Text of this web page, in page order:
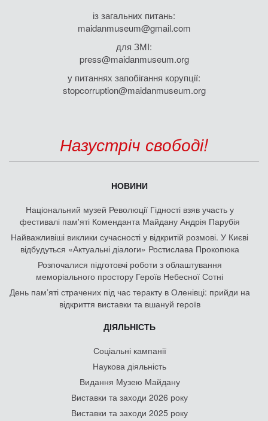
із загальних питань:
maidanmuseum@gmail.com
для ЗМІ:
press@maidanmuseum.org
у питаннях запобігання корупції:
stopcorruption@maidanmuseum.org
Назустріч свободі!
НОВИНИ
Національний музей Революції Гідності взяв участь у
фестивалі пам'яті Коменданта Майдану Андрія Парубія
Найважливіші виклики сучасності у відкритій розмові. У Києві
відбудуться «Актуальні діалоги» Ростислава Прокопюка
Розпочалися підготовчі роботи з облаштування
меморіального простору Героїв Небесної Сотні
День памʼяті страчених під час теракту в Оленівці: прийди на
відкриття виставки та вшануй героїв
ДІЯЛЬНІСТЬ
Соціальні кампанії
Наукова діяльність
Видання Музею Майдану
Виставки та заходи 2026 року
Виставки та заходи 2025 року